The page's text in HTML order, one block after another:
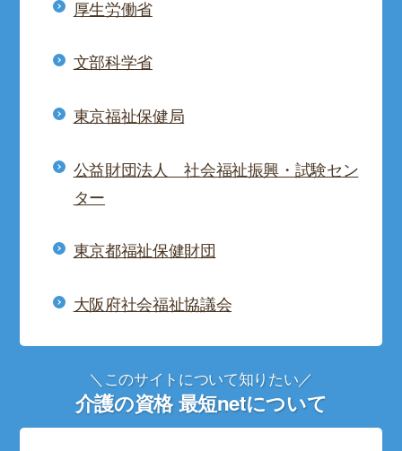
厚生労働省
文部科学省
東京福祉保健局
公益財団法人 社会福祉振興・試験セン
ター
東京都福祉保健財団
大阪府社会福祉協議会
＼このサイトについて知りたい／
介護の資格 最短netについて